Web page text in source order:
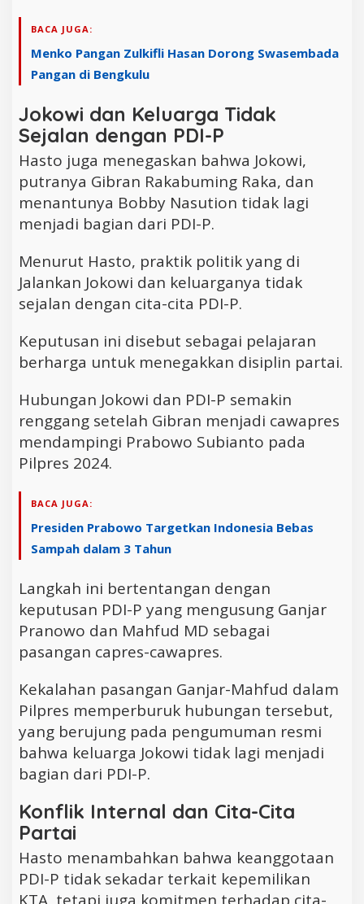
BACA JUGA:
Menko Pangan Zulkifli Hasan Dorong Swasembada
Pangan di Bengkulu
Jokowi dan Keluarga Tidak
Sejalan dengan PDI-P
Hasto juga menegaskan bahwa Jokowi,
putranya Gibran Rakabuming Raka, dan
menantunya Bobby Nasution tidak lagi
menjadi bagian dari PDI-P.
Menurut Hasto, praktik politik yang di
Jalankan Jokowi dan keluarganya tidak
sejalan dengan cita-cita PDI-P.
Keputusan ini disebut sebagai pelajaran
berharga untuk menegakkan disiplin partai.
Hubungan Jokowi dan PDI-P semakin
renggang setelah Gibran menjadi cawapres
mendampingi Prabowo Subianto pada
Pilpres 2024.
BACA JUGA:
Presiden Prabowo Targetkan Indonesia Bebas
Sampah dalam 3 Tahun
Langkah ini bertentangan dengan
keputusan PDI-P yang mengusung Ganjar
Pranowo dan Mahfud MD sebagai
pasangan capres-cawapres.
Kekalahan pasangan Ganjar-Mahfud dalam
Pilpres memperburuk hubungan tersebut,
yang berujung pada pengumuman resmi
bahwa keluarga Jokowi tidak lagi menjadi
bagian dari PDI-P.
Konflik Internal dan Cita-Cita
Partai
Hasto menambahkan bahwa keanggotaan
PDI-P tidak sekadar terkait kepemilikan
KTA, tetapi juga komitmen terhadap cita-